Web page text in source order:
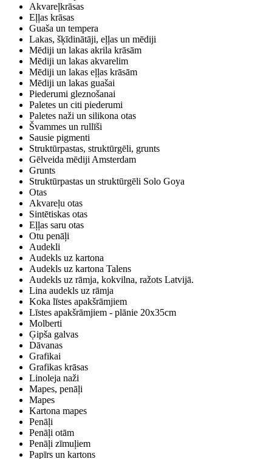
Akvareļkrāsas
Eļļas krāsas
Guaša un tempera
Lakas, šķīdinātāji, eļļas un mēdiji
Mēdiji un lakas akrila krāsām
Mēdiji un lakas akvarelim
Mēdiji un lakas eļļas krāsām
Mēdiji un lakas guašai
Piederumi gleznošanai
Paletes un citi piederumi
Paletes naži un silikona otas
Švammes un rullīši
Sausie pigmenti
Struktūrpastas, struktūrgēli, grunts
Gēlveida mēdiji Amsterdam
Grunts
Struktūrpastas un struktūrgēli Solo Goya
Otas
Akvareļu otas
Sintētiskas otas
Eļļas saru otas
Otu penāļi
Audekli
Audekls uz kartona
Audekls uz kartona Talens
Audekls uz rāmja, kokvilna, ražots Latvijā.
Lina audekls uz rāmja
Koka līstes apakšrāmjiem
Līstes apakšrāmjiem - plānie 20x35cm
Molberti
Ģipša galvas
Dāvanas
Grafikai
Grafikas krāsas
Linoleja naži
Mapes, penāļi
Mapes
Kartona mapes
Penāļi
Penāļi otām
Penāļi zīmuļiem
Papīrs un kartons